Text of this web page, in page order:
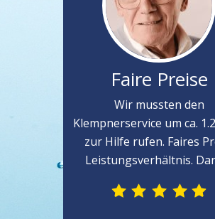
Faire Preise
Wir mussten den
Klempnerservice um ca.
zur Hilfe rufen. Faires
Leistungsverhältnis.